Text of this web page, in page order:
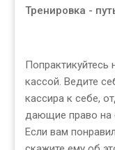
Тренировка -
Попрактикуйтесь
кассой. Ведите
кассира к себе,
дающие право на
Если вам